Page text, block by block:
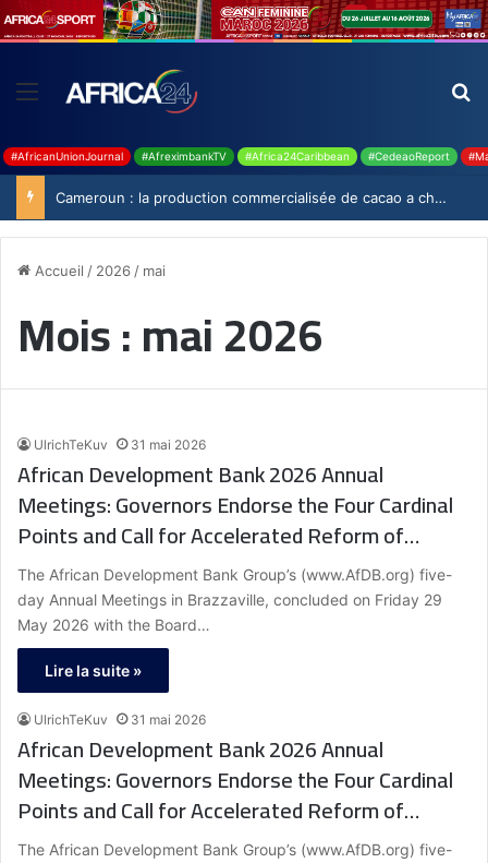
#AfricanUnionJournal #AfreximbankTV #Africa24Caribbean #CedeaoReport
Cameroun : la production commercialisée de cacao a chuté de 19,9% durant la saison 2025-2026
Accueil / 2026 / mai
Mois :mai 2026
UlrichTeKuv 31 mai 2026
African Development Bank 2026 Annual
Meetings: Governors Endorse the Four Cardinal
Points and Call for Accelerated Reform of
Africa’s Financial Architecture
The African Development Bank Group’s (www.AfDB.org) five-
day Annual Meetings in Brazzaville, concluded on Friday 29
May 2026 with the Board…
Lire la suite »
UlrichTeKuv 31 mai 2026
African Development Bank 2026 Annual
Meetings: Governors Endorse the Four Cardinal
Points and Call for Accelerated Reform of
Africa’s Financial Architecture
The African Development Bank Group’s (www.AfDB.org) five-